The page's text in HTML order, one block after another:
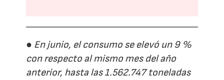
● En junio, el consumo se elevó un 9 %
con respecto al mismo mes del año
anterior, hasta las 1.562.747 toneladas